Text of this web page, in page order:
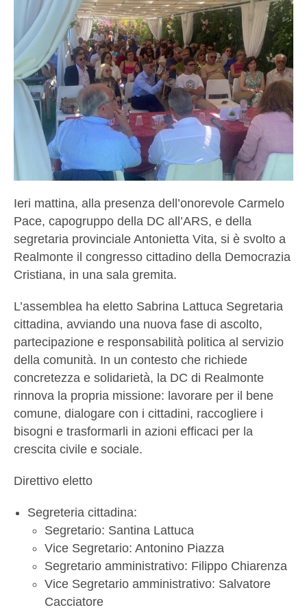
Ieri mattina, alla presenza dell’onorevole Carmelo
Pace, capogruppo della DC all’ARS, e della
segretaria provinciale Antonietta Vita, si è svolto a
Realmonte il congresso cittadino della Democrazia
Cristiana, in una sala gremita.
L’assemblea ha eletto Sabrina Lattuca Segretaria
cittadina, avviando una nuova fase di ascolto,
partecipazione e responsabilità politica al servizio
della comunità. In un contesto che richiede
concretezza e solidarietà, la DC di Realmonte
rinnova la propria missione: lavorare per il bene
comune, dialogare con i cittadini, raccogliere i
bisogni e trasformarli in azioni efficaci per la
crescita civile e sociale.
Direttivo eletto
Segreteria cittadina:
Segretario: Santina Lattuca
Vice Segretario: Antonino Piazza
Segretario amministrativo: Filippo Chiarenza
Vice Segretario amministrativo: Salvatore
Cacciatore